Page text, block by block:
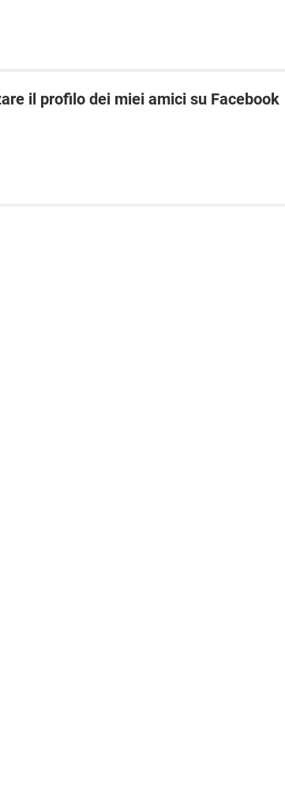
il profilo dei miei amici su Facebook